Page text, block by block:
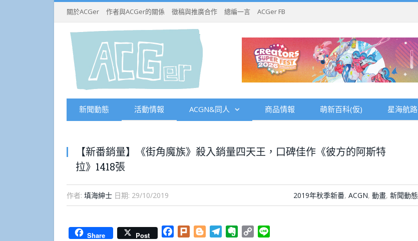
關於ACGer 作者與ACGer的關係 徵稿與推廣合作 總編一言 ACGer FB
新聞動態 活動情報 ACGN&同人 商品情報 萌新百科(仮) 星海航路
【新番銷量】《街角魔族》殺入銷量四天王，口碑佳作《彼方的阿斯特
拉》1418張
作者: 填海紳士 日期: 29/10/2019 2019年秋季新番, ACGN, 動畫, 新聞動態
Share Post Facebook
Plurk BloggerTelegramEvernote
Copy